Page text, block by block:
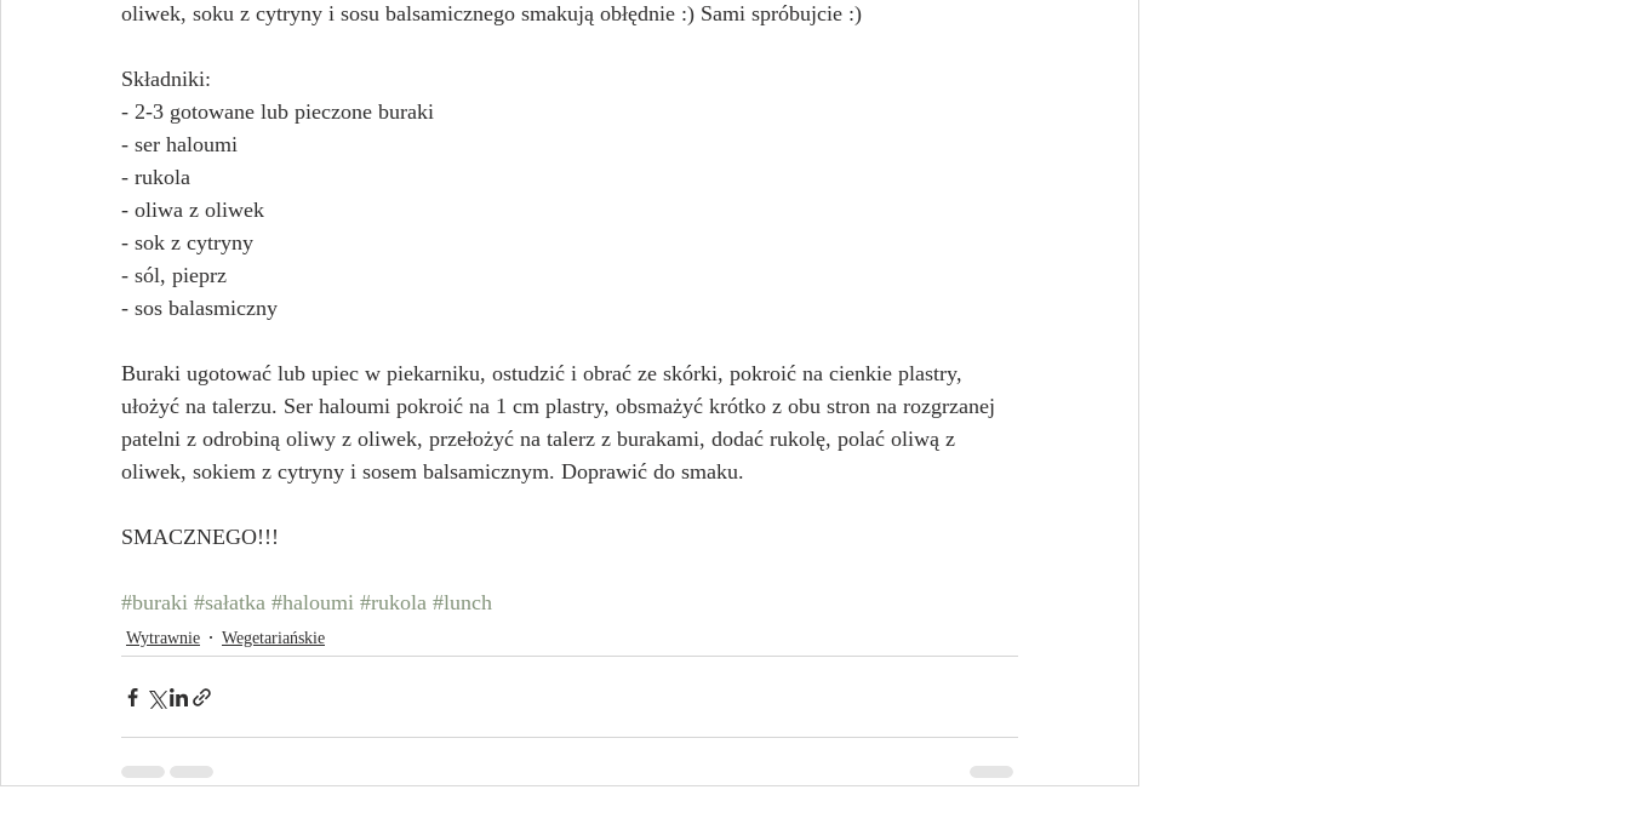
oliwek, soku z cytryny i sosu balsamicznego smakują obłędnie :) Sami spróbujcie :)
Składniki:
- 2-3 gotowane lub pieczone buraki
- ser haloumi
- rukola
- oliwa z oliwek
- sok z cytryny
- sól, pieprz
- sos balasmiczny
Buraki ugotować lub upiec w piekarniku, ostudzić i obrać ze skórki, pokroić na cienkie plastry,
ułożyć na talerzu. Ser haloumi pokroić na 1 cm plastry, obsmażyć krótko z obu stron na rozgrzanej
patelni z odrobiną oliwy z oliwek, przełożyć na talerz z burakami, dodać rukolę, polać oliwą z
oliwek, sokiem z cytryny i sosem balsamicznym. Doprawić do smaku.
SMACZNEGO!!!
#buraki #sałatka #haloumi #rukola #lunch
Wytrawnie Wegetariańskie